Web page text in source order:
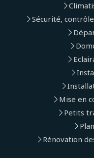
Sécurité,
Mise en
Petits
Rénovation